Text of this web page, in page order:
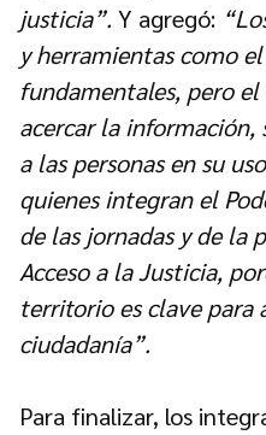
justicia”. Y agregó:
y herramientas como
fundamentales, pero el
acercar la
a las personas en su
quienes integran el
de las jornadas y de la
Acceso a la Justicia,
territorio es clave para
ciudadanía”.
Para finalizar, los